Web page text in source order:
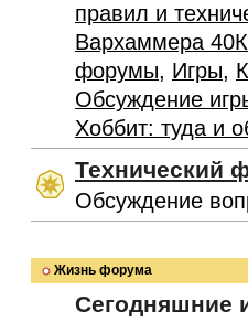
правил и
Вархаммера
форумы, Игры,
Обсуждение
Хоббит: туда и
Технический
Обсуждение
Жизнь форума
Сегодняшние